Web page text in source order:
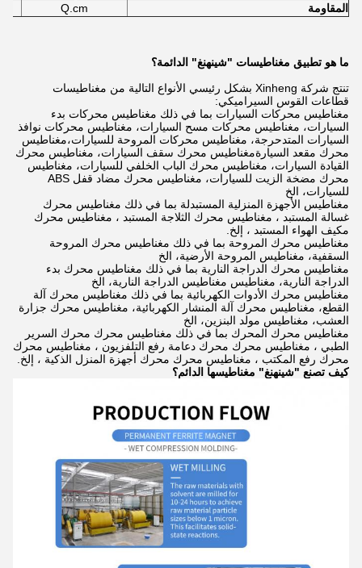
المقاومة
Q.cm
ما هو تطبيق مغناطيسات "شينهنغ" الدائمة؟
تنتج شركة Xinheng بشكل رئيسي الأنواع التالية من مغناطيسات
قطاعات القوس السيراميكي:
مغناطيس محركات السيارات بما في ذلك مغناطيس محركات بدء
السيارات، مغناطيس محركات مسح السيارات، مغناطيس محركات نوافذ
السيارات المتدحرجة، مغناطيس محركات المروحة للسيارات،مغناطيس
محرك مقعد السيارةمغناطيس محرك سقف السيارات، مغناطيس محرك
القيادة السيارات، مغناطيس محرك الباب الخلفي للسيارات، مغناطيس
محرك مضخة الزيت للسيارات، مغناطيس محرك مضاد قفل ABS
للسيارات، الخ
مغناطيس الأجهزة المنزلية المستبدلة بما في ذلك مغناطيس محرك
غسالة المستبد ، مغناطيس محرك الثلاجة المستبد ، مغناطيس محرك
مكيف الهواء المستبد ، إلخ.
مغناطيس محرك المروحة بما في ذلك مغناطيس محرك المروحة
السقفية، مغناطيس المروحة الأرضية، الخ
مغناطيس محرك الدراجة النارية بما في ذلك مغناطيس محرك بدء
الدراجة النارية، مغناطيس مغناطيس الدراجة النارية، الخ
مغناطيس محرك الأدوات الكهربائية بما في ذلك مغناطيس محرك آلة
القطع، مغناطيس محرك آلة المنشار الكهربائية، مغناطيس محرك جزارة
العشب، مغناطيس مولد البنزين، الخ
مغناطيس محرك المحرك بما في ذلك مغناطيس محرك محرك السرير
الطبي ، مغناطيس محرك محرك دعامة رفع التلفزيون ، مغناطيس محرك
محرك رفع المكتب ، مغناطيس محرك محرك أجهزة المنزل الذكية ، إلخ.
كيف تصنع "شينهنغ" مغناطيسها الدائم؟